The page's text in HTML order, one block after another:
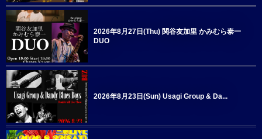
2026年8月27日(Thu) 関谷友加里 かみむら泰一
DUO
2026年8月23日(Sun) Usagi Group & Da...